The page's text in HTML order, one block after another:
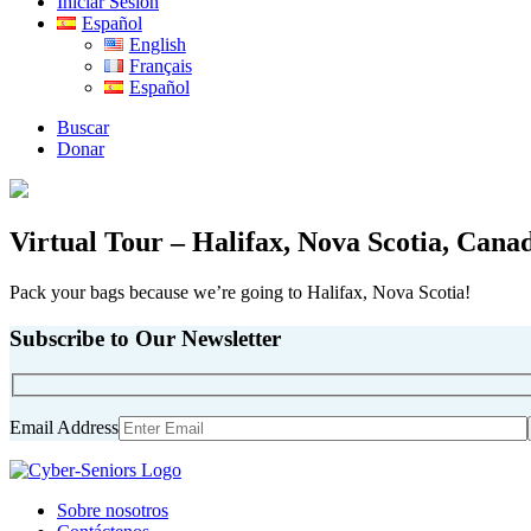
Español
English
Français
Español
Buscar
Donar
Virtual Tour – Halifax, Nova Scotia,
Pack your bags because we’re going to Halifax, Nova Scotia!
Subscribe to Our Newsletter
Email Address
Sobre nosotros